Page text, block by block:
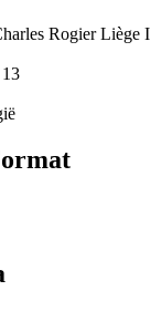
Rogier Liège I